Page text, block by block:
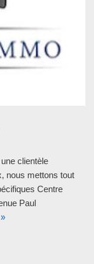
clientèle
nous mettons tout
Centre
Paul